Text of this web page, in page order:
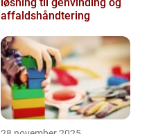
affaldshåndtering